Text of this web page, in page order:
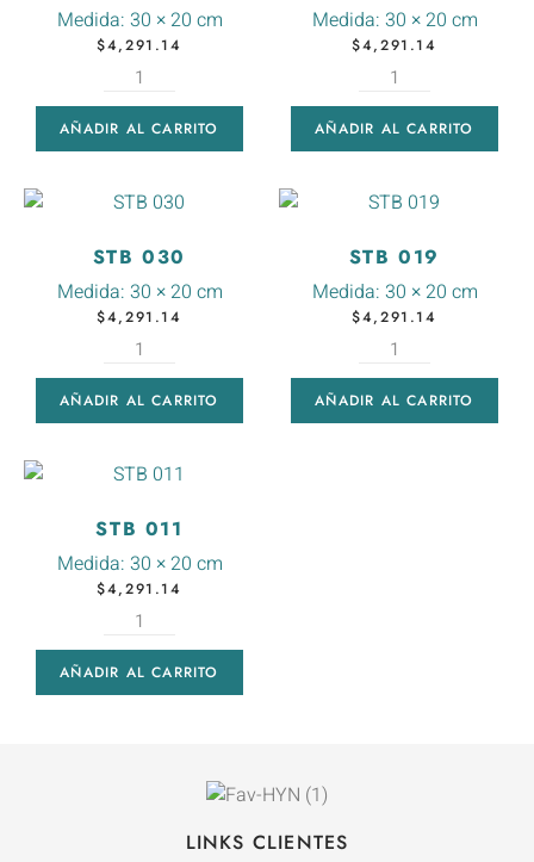
Medida: 30 × 20 cm
$4,291.14
AÑADIR AL CARRITO
Medida: 30 × 20 cm
$4,291.14
AÑADIR AL CARRITO
STB 030
Medida: 30 × 20 cm
$4,291.14
AÑADIR AL CARRITO
STB 019
Medida: 30 × 20 cm
$4,291.14
AÑADIR AL CARRITO
STB 011
Medida: 30 × 20 cm
$4,291.14
AÑADIR AL CARRITO
LINKS CLIENTES